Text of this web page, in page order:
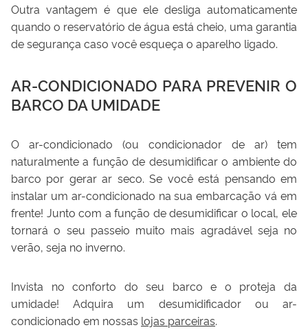
Outra vantagem é que ele desliga automaticamente
quando o reservatório de água está cheio, uma garantia
de segurança caso você esqueça o aparelho ligado.
AR-CONDICIONADO PARA PREVENIR O
BARCO DA UMIDADE
O ar-condicionado (ou condicionador de ar) tem
naturalmente a função de desumidificar o ambiente do
barco por gerar ar seco. Se você está pensando em
instalar um ar-condicionado na sua embarcação vá em
frente! Junto com a função de desumidificar o local, ele
tornará o seu passeio muito mais agradável seja no
verão, seja no inverno.
Invista no conforto do seu barco e o proteja da
umidade! Adquira um desumidificador ou ar-
condicionado em nossas lojas parceiras.